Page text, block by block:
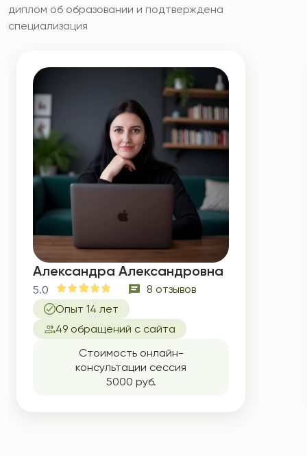
диплом об образовании и подтверждена
специализация
Александра Александровна
5.0
8 отзывов
Опыт 14 лет
49 обращений с сайта
Стоимость онлайн-
консультации сессия
5000 руб.